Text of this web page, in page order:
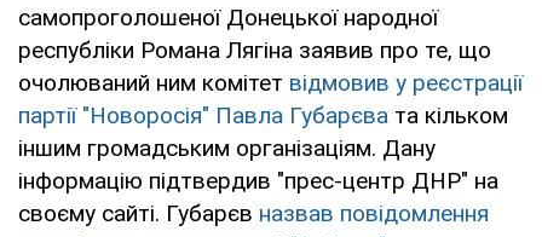
самопроголошеної Донецької народної
республіки Романа Лягіна заявив про те, що
очолюваний ним комітет відмовив у реєстрації
партії "Новоросія" Павла Губарєва та кільком
іншим громадським організаціям. Дану
інформацію підтвердив "прес-центр ДНР" на
своєму сайті. Губарєв назвав повідомлення